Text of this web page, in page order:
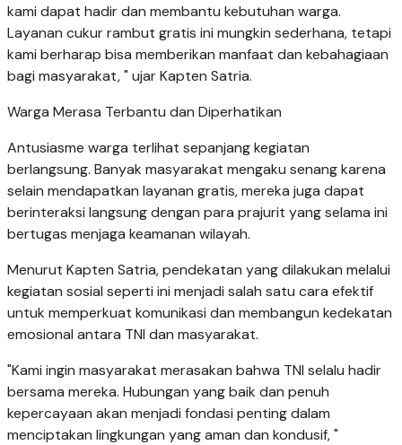
kami dapat hadir dan membantu kebutuhan warga.
Layanan cukur rambut gratis ini mungkin sederhana, tetapi
kami berharap bisa memberikan manfaat dan kebahagiaan
bagi masyarakat, " ujar Kapten Satria.
Warga Merasa Terbantu dan Diperhatikan
Antusiasme warga terlihat sepanjang kegiatan
berlangsung. Banyak masyarakat mengaku senang karena
selain mendapatkan layanan gratis, mereka juga dapat
berinteraksi langsung dengan para prajurit yang selama ini
bertugas menjaga keamanan wilayah.
Menurut Kapten Satria, pendekatan yang dilakukan melalui
kegiatan sosial seperti ini menjadi salah satu cara efektif
untuk memperkuat komunikasi dan membangun kedekatan
emosional antara TNI dan masyarakat.
"Kami ingin masyarakat merasakan bahwa TNI selalu hadir
bersama mereka. Hubungan yang baik dan penuh
kepercayaan akan menjadi fondasi penting dalam
menciptakan lingkungan yang aman dan kondusif, "